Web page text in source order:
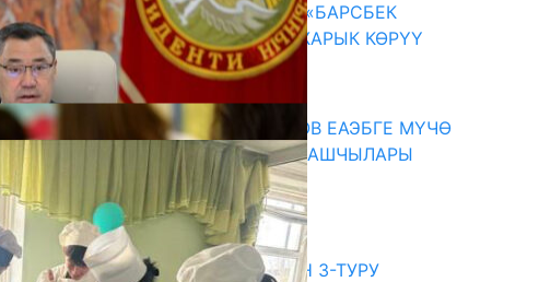
КЫРГЫЗ ТАРЫХЫ ТАСМАДА: «БАРСБЕК
КАГАН» КӨРКӨМ ТАСМАСЫ ЖАРЫК КӨРҮҮ
АЛДЫНДА
07.08.2026
ПРЕЗИДЕНТ САДЫР ЖАПАРОВ ЕАЭБГЕ МҮЧӨ
МАМЛЕКЕТТЕРДИН ӨКМӨТ БАШЧЫЛАРЫ
МЕНЕН ЖОЛУГУШТУ
07.08.2026
Абитуриент
ЖОЖДОРГО КАБЫЛ АЛУУНУН 3-ТУРУ